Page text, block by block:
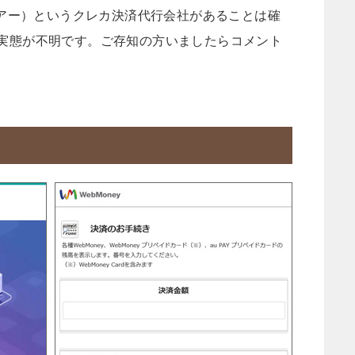
）というクレカ決済代行会社があることは確
態が不明です。ご存知の方いましたらコメント